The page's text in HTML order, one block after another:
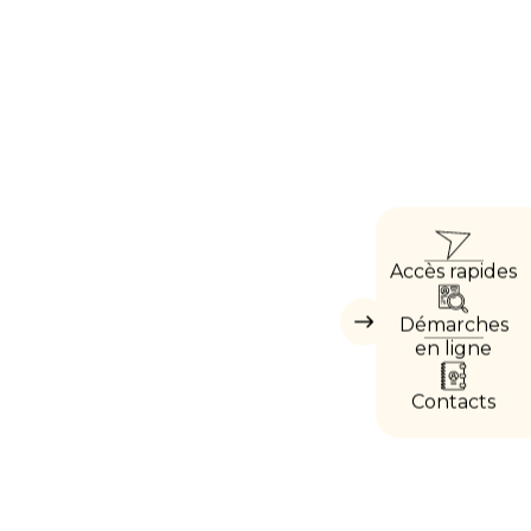
Masquer
Accès rapides
Démarches
en ligne
Contacts